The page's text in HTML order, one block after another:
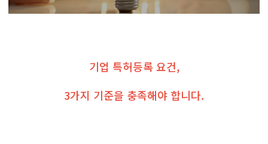
기업 특허등록 요건,
3가지 기준을 충족해야 합니다.